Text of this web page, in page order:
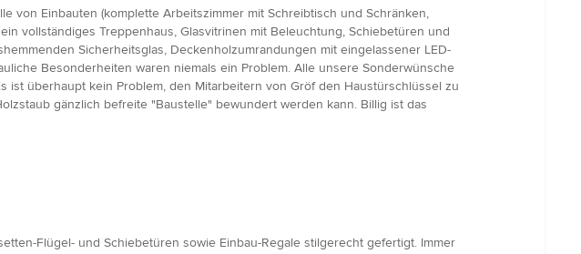
von Einbauten (komplette Arbeitszimmer mit Schreibtisch und Schränken,
vollständiges Treppenhaus, Glasvitrinen mit Beleuchtung, Schiebetüren und
Sicherheitsglas, Deckenholzumrandungen mit eingelassener LED-
Besonderheiten waren niemals ein Problem. Alle unsere Sonderwünsche
ist überhaupt kein Problem, den Mitarbeitern von Gröf den Haustürschlüssel zu
gänzlich befreite "Baustelle" bewundert werden kann. Billig ist das
Flügel- und Schiebetüren sowie Einbau-Regale stilgerecht gefertigt. Immer